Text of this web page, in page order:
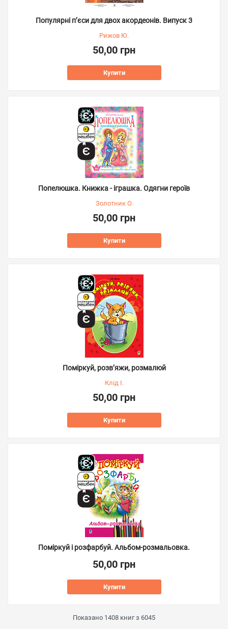
Популярні п’єси для двох акордеонів. Випуск 3
Рижов Ю.
50,00 грн
Купити
Попелюшка. Книжка - іграшка. Одягни героїв
Золотник О.
50,00 грн
Купити
Поміркуй, розв’яжи, розмалюй
Клід І.
50,00 грн
Купити
Поміркуй і розфарбуй. Альбом-розмальовка.
50,00 грн
Купити
Показано 1408 книг з 6045